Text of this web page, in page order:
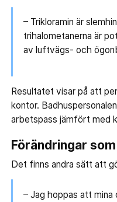
– Trikloramin är
trihalometanerna är
av luftvägs- och
Resultatet visar på att
kontor.
arbetspass jämfört med
Förändringar
Det finns andra sätt att
– Jag hoppas att